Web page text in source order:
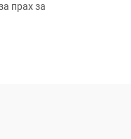
прах за